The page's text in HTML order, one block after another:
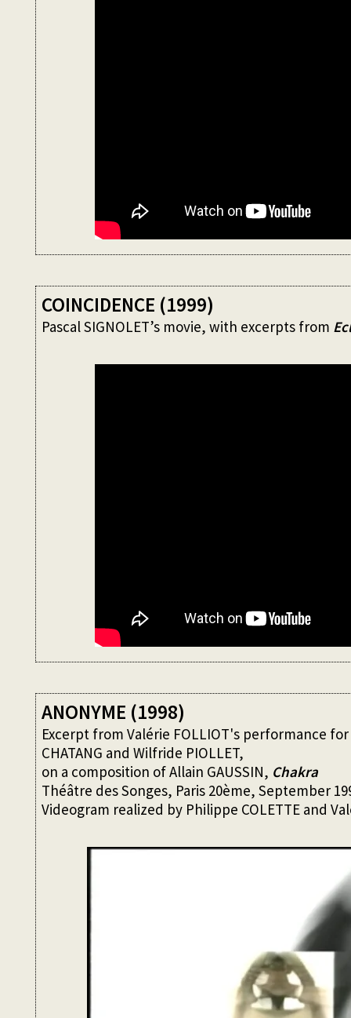
COINCIDENCE (1999)
Pascal SIGNOLET’s movie, with excerpts from
ANONYME (1998)
Excerpt from Valérie FOLLIOT's performance
CHATANG and Wilfride PIOLLET,
on a composition of Allain GAUSSIN, Chakra
Théâtre des Songes, Paris 20ème, September
Videogram realized by Philippe COLETTE and